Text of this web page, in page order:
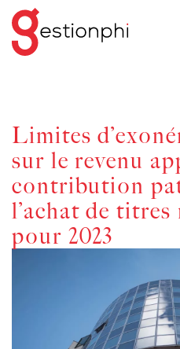
Limites
sur le revenu
contribution
l’achat de
pour 2023